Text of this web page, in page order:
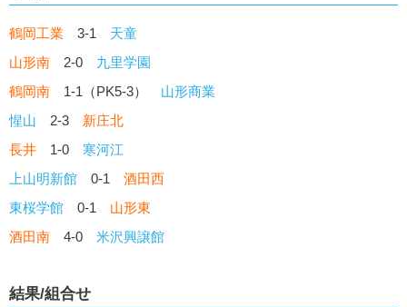
鶴岡工業 3-1 天童
山形南 2-0 九里学園
鶴岡南
1-1（PK5-3） 山形商業
惺山 2-3 新庄北
長井 1-0 寒河江
上山明新館 0-1
酒田西
東桜学館 0-1 山形東
酒田南 4-0 米沢興譲館
結果/組合せ